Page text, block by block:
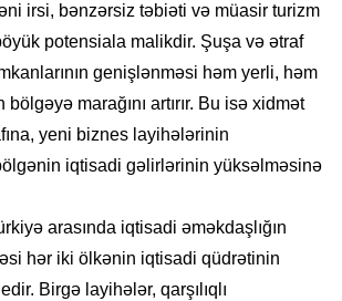
irsi, bənzərsiz təbiəti və müasir turizm
potensiala malikdir. Şuşa və ətraf
genişlənməsi həm yerli, həm
marağını artırır. Bu isə xidmət
yeni biznes layihələrinin
iqtisadi gəlirlərinin yüksəlməsinə
arasında iqtisadi əməkdaşlığın
hər iki ölkənin iqtisadi qüdrətinin
Birgə layihələr, qarşılıqlı